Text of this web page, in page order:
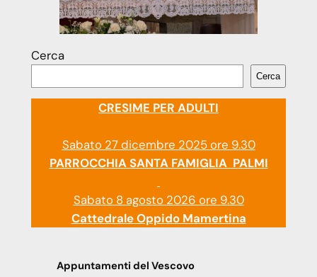
Cerca
Cerca
CRESIME PER ADULTI
Sabato 27 dicembre 2025 ore 9.30
PARROCCHIA SANTA FAMIGLIA PALMI
Sabato 8 agosto 2026 ore 9.30
Cattedrale Oppido Mamertina
Appuntamenti del Vescovo